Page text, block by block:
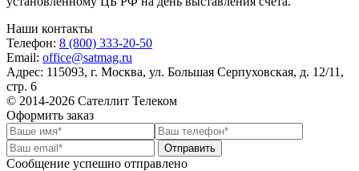
Наши контакты
Телефон: 8 (800) 333-20-50
Email: office@satmag.ru
Адрес: 115093, г. Москва, ул. Большая Серпуховская, д. 12/11,
стр. 6
© 2014-2026 Сателлит Телеком
Оформить заказ
Отправить
Сообщение успешно отправлено